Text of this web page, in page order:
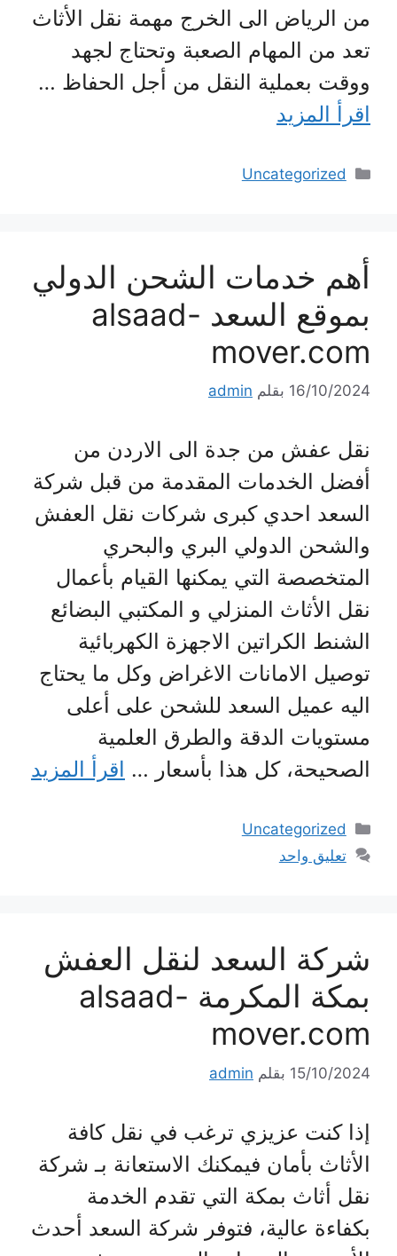
من الرياض الى الخرج مهمة نقل الأثاث
تعد من المهام الصعبة وتحتاج لجهد
ووقت بعملية النقل من أجل الحفاظ …
اقرأ المزيد
التصنيفات
Uncategorized
أهم خدمات الشحن الدولي
بموقع السعد alsaad-
mover.com
16/10/2024 بقلم admin
نقل عفش من جدة الى الاردن من
أفضل الخدمات المقدمة من قبل شركة
السعد احدي كبرى شركات نقل العفش
والشحن الدولي البري والبحري
المتخصصة التي يمكنها القيام بأعمال
نقل الأثاث المنزلي و المكتبي البضائع
الشنط الكراتين الاجهزة الكهربائية
توصيل الامانات الاغراض وكل ما يحتاج
اليه عميل السعد للشحن على أعلى
مستويات الدقة والطرق العلمية
الصحيحة، كل هذا بأسعار … اقرأ المزيد
التصنيفات
Uncategorized
تعليق واحد
شركة السعد لنقل العفش
بمكة المكرمة alsaad-
mover.com
15/10/2024 بقلم admin
إذا كنت عزيزي ترغب في نقل كافة
الأثاث بأمان فيمكنك الاستعانة بـ شركة
نقل أثاث بمكة التي تقدم الخدمة
بكفاءة عالية، فتوفر شركة السعد أحدث